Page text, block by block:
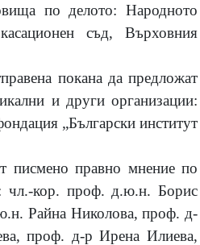
по делото: Народното
съд, Върховния
покана да предложат
и други организации:
„Български институт
писмено правно мнение по
чл.-кор. проф. д.ю.н. Борис
Райна Николова, проф. д-
проф. д-р Ирена Илиева,